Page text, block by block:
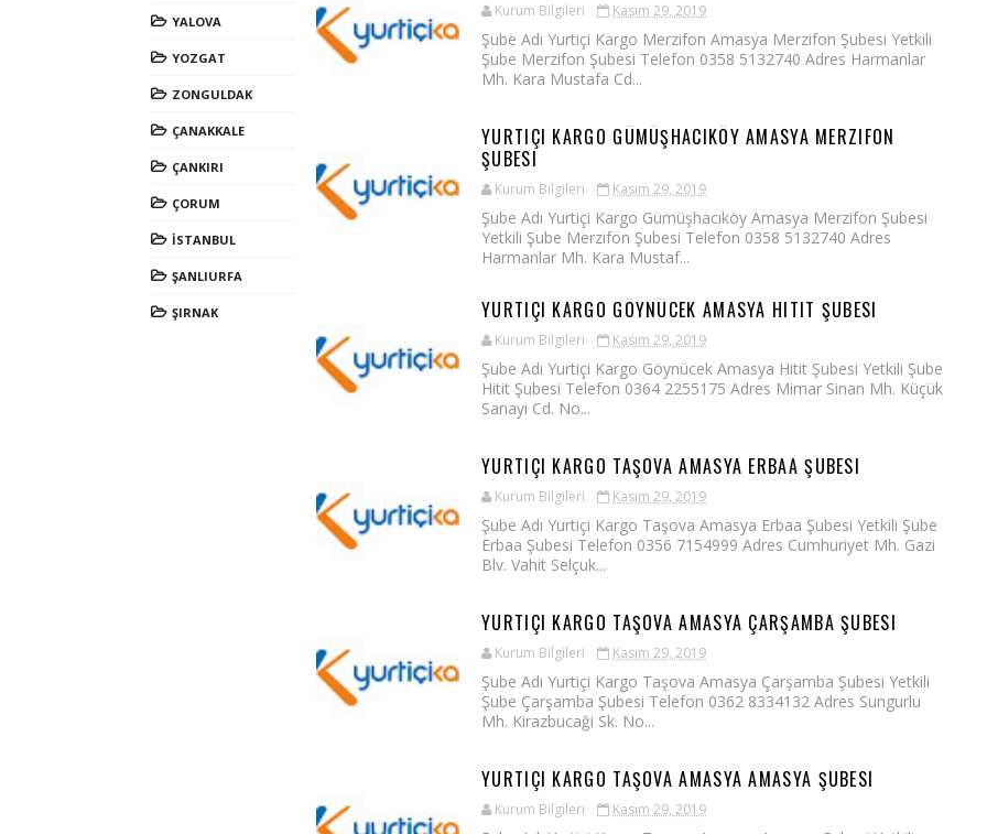
YALOVA
YOZGAT
ZONGULDAK
ÇANAKKALE
ÇANKIRI
ÇORUM
İSTANBUL
ŞANLIURFA
ŞIRNAK
Kurum Bilgileri Kasım 29, 2019
Şube Adı Yurtiçi Kargo Merzifon Amasya Merzifon Şubesi Yetkili
Şube Merzifon Şubesi Telefon 0358 5132740 Adres Harmanlar
Mh. Kara Mustafa Cd...
YURTIÇI KARGO GÜMÜŞHACIKÖY AMASYA MERZIFON
ŞUBESI
Kurum Bilgileri Kasım 29, 2019
Şube Adı Yurtiçi Kargo Gümüşhacıköy Amasya Merzifon Şubesi
Yetkili Şube Merzifon Şubesi Telefon 0358 5132740 Adres
Harmanlar Mh. Kara Mustaf...
YURTIÇI KARGO GÖYNÜCEK AMASYA HITIT ŞUBESI
Kurum Bilgileri Kasım 29, 2019
Şube Adı Yurtiçi Kargo Göynücek Amasya Hitit Şubesi Yetkili Şube
Hitit Şubesi Telefon 0364 2255175 Adres Mimar Sinan Mh. Küçük
Sanayi Cd. No...
YURTIÇI KARGO TAŞOVA AMASYA ERBAA ŞUBESI
Kurum Bilgileri Kasım 29, 2019
Şube Adı Yurtiçi Kargo Taşova Amasya Erbaa Şubesi Yetkili Şube
Erbaa Şubesi Telefon 0356 7154999 Adres Cumhuriyet Mh. Gazi
Blv. Vahit Selçuk...
YURTIÇI KARGO TAŞOVA AMASYA ÇARŞAMBA ŞUBESI
Kurum Bilgileri Kasım 29, 2019
Şube Adı Yurtiçi Kargo Taşova Amasya Çarşamba Şubesi Yetkili
Şube Çarşamba Şubesi Telefon 0362 8334132 Adres Sungurlu
Mh. Kirazbucaği Sk. No...
YURTIÇI KARGO TAŞOVA AMASYA AMASYA ŞUBESI
Kurum Bilgileri Kasım 29, 2019